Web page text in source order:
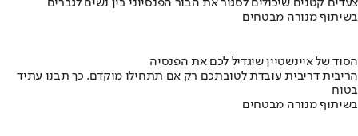
צעדים קטנים שיכולים לסגור את הבור הפנסיוני בין נשים לגברים
בשיתוף מנורה מבטחים
הסוד של איינשטיין שיגדיל לכם את הפנסיה
הריבית דריבית עובדת לטובתכם רק אם תתחילו מוקדם. כך תבנו עתיד
בטוח
בשיתוף מנורה מבטחים